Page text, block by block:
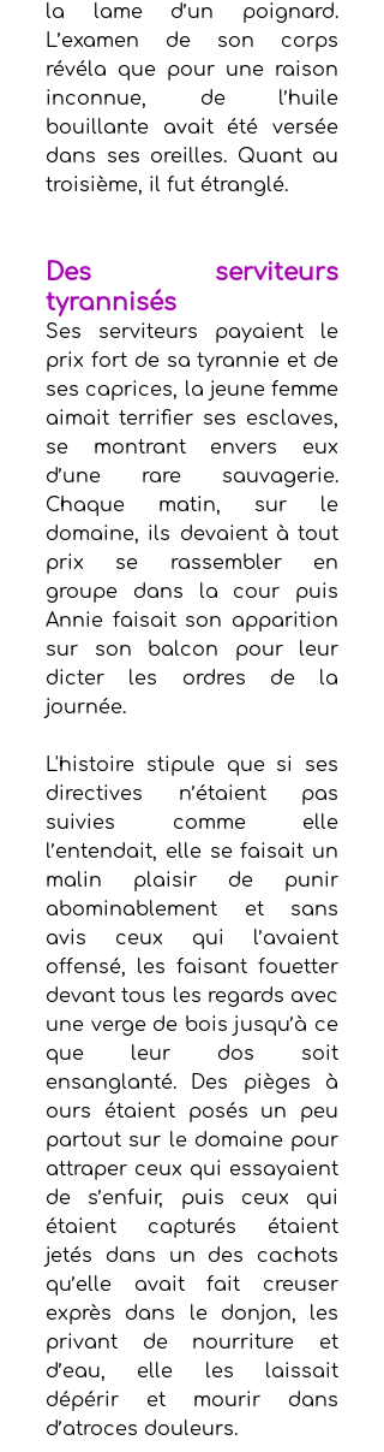
la lame d’un poignard.
L’examen de son corps
révéla que pour une raison
inconnue, de l’huile
bouillante avait été versée
dans ses oreilles. Quant au
troisième, il fut étranglé.
Des serviteurs
tyrannisés
Ses serviteurs payaient le
prix fort de sa tyrannie et de
ses caprices, la jeune femme
aimait terrifier ses esclaves,
se montrant envers eux
d’une rare sauvagerie.
Chaque matin, sur le
domaine, ils devaient à tout
prix se rassembler en
groupe dans la cour puis
Annie faisait son apparition
sur son balcon pour leur
dicter les ordres de la
journée.
L'histoire stipule que si ses
directives n’étaient pas
suivies comme elle
l’entendait, elle se faisait un
malin plaisir de punir
abominablement et sans
avis ceux qui l’avaient
offensé, les faisant fouetter
devant tous les regards avec
une verge de bois jusqu’à ce
que leur dos soit
ensanglanté. Des pièges à
ours étaient posés un peu
partout sur le domaine pour
attraper ceux qui essayaient
de s’enfuir, puis ceux qui
étaient capturés étaient
jetés dans un des cachots
qu’elle avait fait creuser
exprès dans le donjon, les
privant de nourriture et
d’eau, elle les laissait
dépérir et mourir dans
d’atroces douleurs.